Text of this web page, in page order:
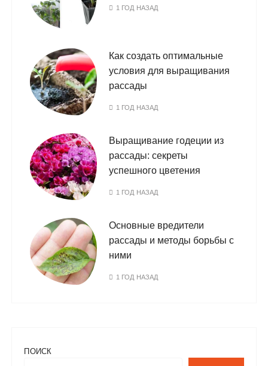
1 ГОД НАЗАД
Как создать оптимальные
условия для выращивания
рассады
1 ГОД НАЗАД
Выращивание годеции из
рассады: секреты
успешного цветения
1 ГОД НАЗАД
Основные вредители
рассады и методы борьбы с
ними
1 ГОД НАЗАД
ПОИСК